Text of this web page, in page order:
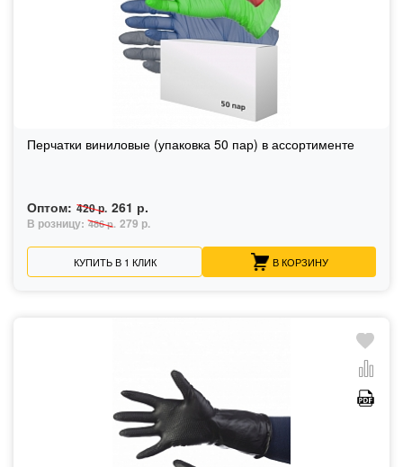
Перчатки виниловые (упаковка 50 пар) в ассортименте
Оптом: 420 р. 261 р.
В розницу: 486 р. 279 р.
КУПИТЬ В 1 КЛИК В КОРЗИНУ